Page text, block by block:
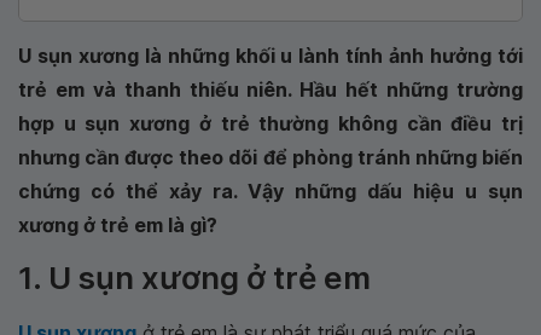
U sụn xương là những khối u lành tính ảnh hưởng tới
trẻ em và thanh thiếu niên. Hầu hết những trường
hợp u sụn xương ở trẻ thường không cần điều trị
nhưng cần được theo dõi để phòng tránh những biến
chứng có thể xảy ra. Vậy những dấu hiệu u sụn
xương ở trẻ em là gì?
1. U sụn xương ở trẻ em